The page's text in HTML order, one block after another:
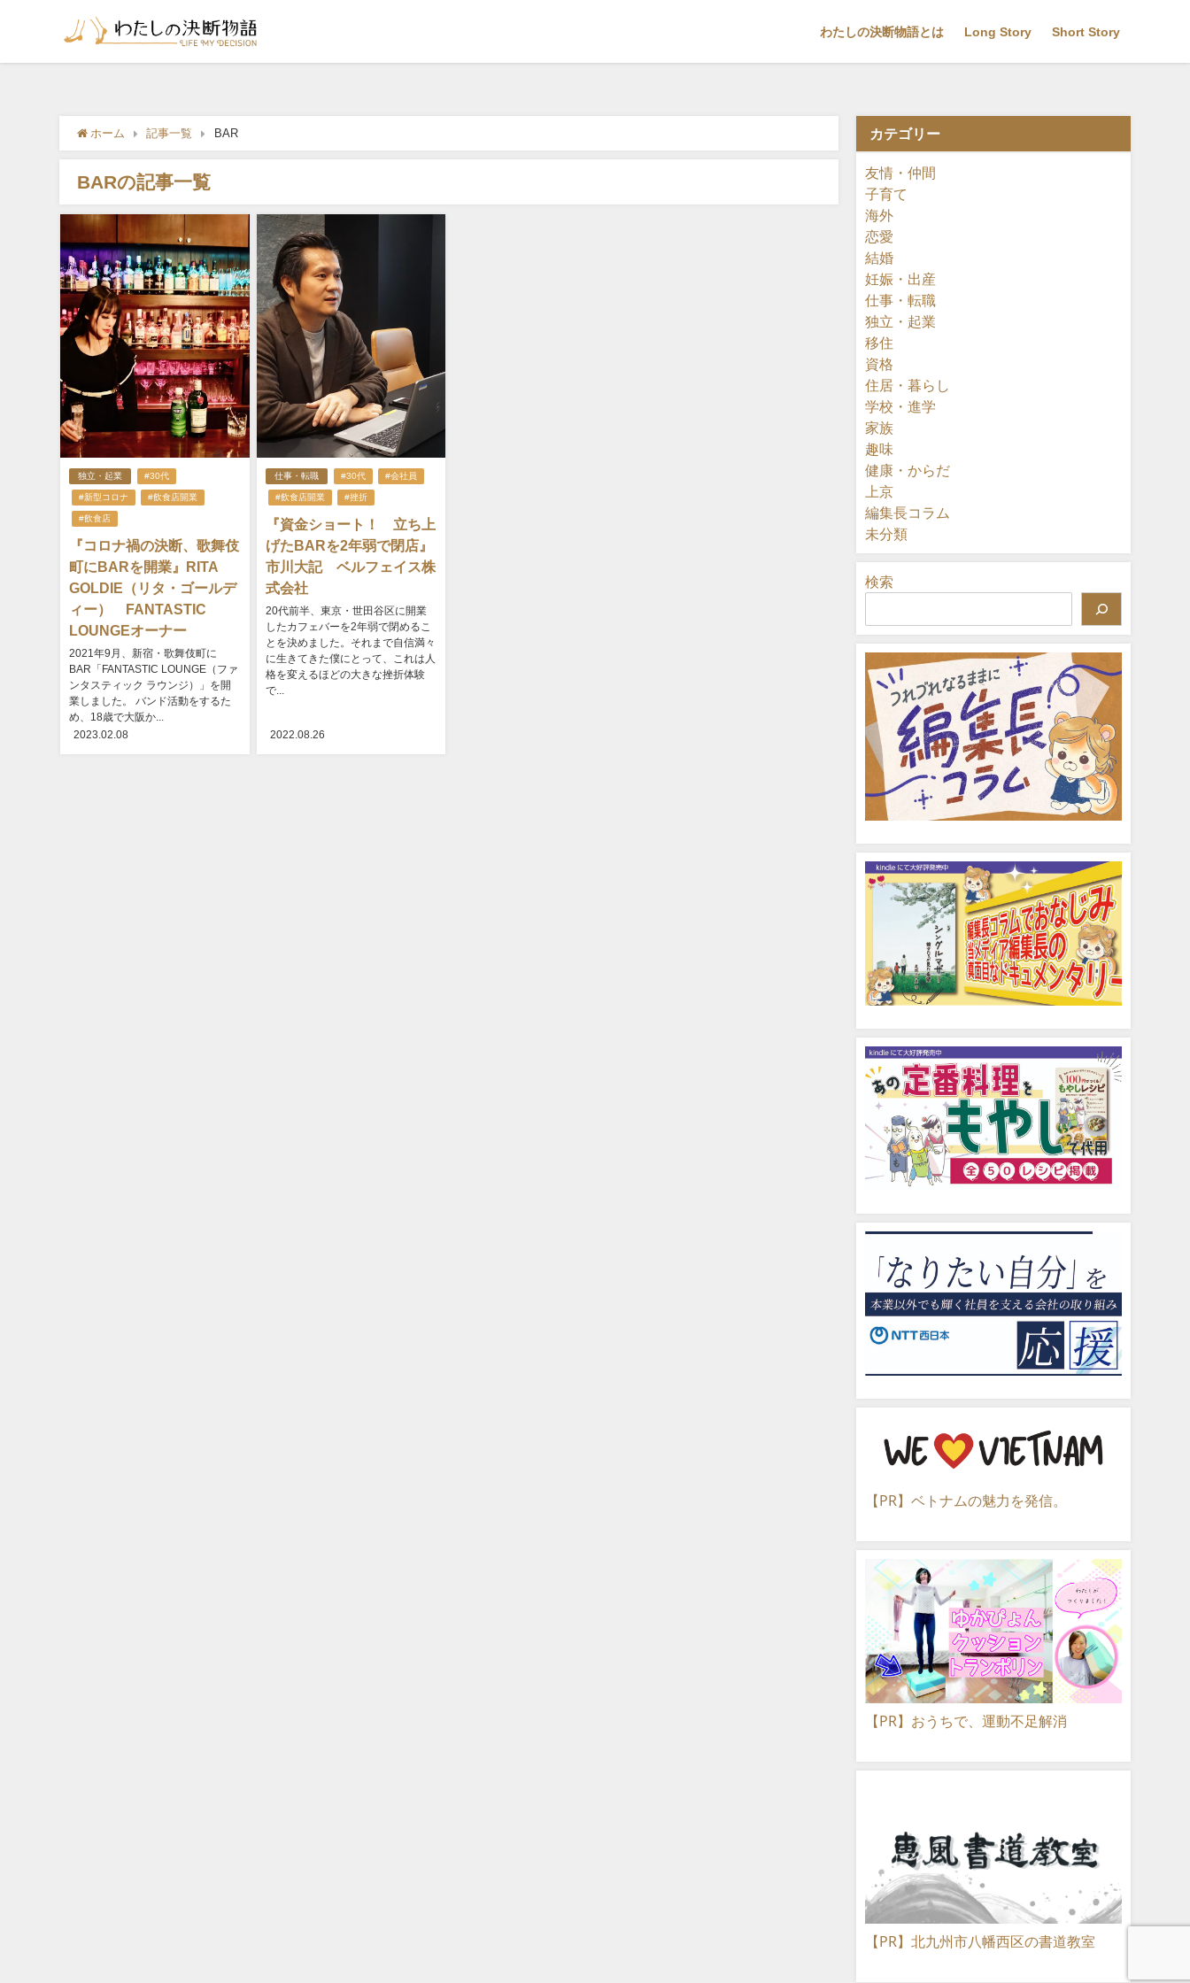
わたしの決断物語とは Long Story Short Story
ホーム 記事一覧 BAR
BARの記事一覧
独立・起業 #30代
#新型コロナ #飲食店開業
#飲食店
『コロナ禍の決断、歌舞伎
町にBARを開業』RITA
GOLDIE（リタ・ゴールデ
ィー） FANTASTIC
LOUNGEオーナー
2021年9月、新宿・歌舞伎町に
BAR「FANTASTIC LOUNGE（ファ
ンタスティック ラウンジ）」を開
業しました。 バンド活動をするた
め、18歳で大阪か...
2023.02.08
仕事・転職 #30代 #会社員
#飲食店開業 #挫折
『資金ショート！ 立ち上
げたBARを2年弱で閉店』
市川大記 ベルフェイス株
式会社
20代前半、東京・世田谷区に開業
したカフェバーを2年弱で閉めるこ
とを決めました。それまで自信満々
に生きてきた僕にとって、これは人
格を変えるほどの大きな挫折体験
で...
2022.08.26
カテゴリー
友情・仲間
子育て
海外
恋愛
結婚
妊娠・出産
仕事・転職
独立・起業
移住
資格
住居・暮らし
学校・進学
家族
趣味
健康・からだ
上京
編集長コラム
未分類
検索
【PR】ベトナムの魅力を発信。
【PR】おうちで、運動不足解消
【PR】北九州市八幡西区の書道教室